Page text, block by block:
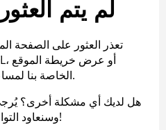
لم يتم
تعذر العثور على الصفحة
الخاصة بنا لمساعدتك في العثور على ما تريد.
هل لديك أي مشكلة أخرى؟ يُرجى
وسنعاود التواصل معك. شكرًا على صبرك!